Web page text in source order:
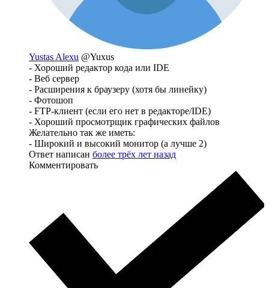
Yustas Alexu @Yuxus
- Хороший редактор кода или IDE
- Веб сервер
- Расширения к браузеру (хотя бы линейку)
- Фотошоп
- FTP-клиент (если его нет в редакторе/IDE)
- Хороший просмотрщик графических файлов
Желательно так же иметь:
- Широкий и высокий монитор (а лучше 2)
Ответ написан более трёх лет назад
Комментировать